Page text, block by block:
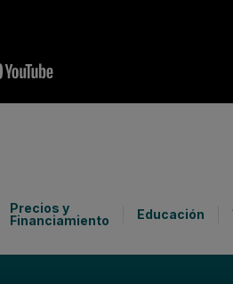
Precios y
Financiamiento
Educación